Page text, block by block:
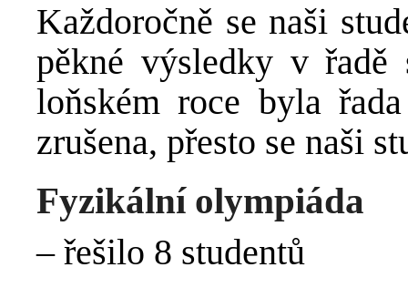
Každoročně se naši
pěkné výsledky v
loňském roce byla
zrušena, přesto se naši
Fyzikální olympiáda
– řešilo 8 studentů